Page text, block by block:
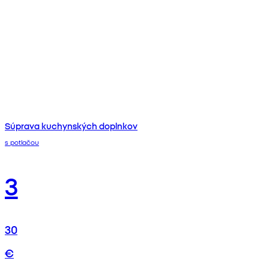
Súprava kuchynských doplnkov
s potlačou
3
30
€